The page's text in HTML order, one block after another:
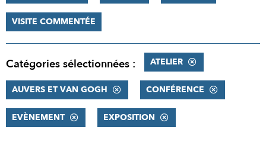
VISITE COMMENTÉE
Catégories sélectionnées : ATELIER
AUVERS ET VAN GOGH CONFÉRENCE
EVÈNEMENT EXPOSITION